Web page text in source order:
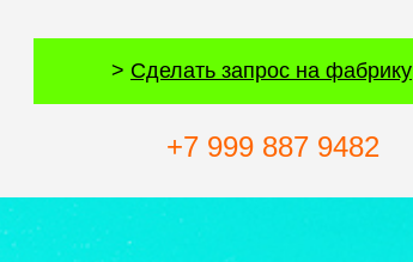
> Сделать запрос на фабрику
+7 999 887 9482